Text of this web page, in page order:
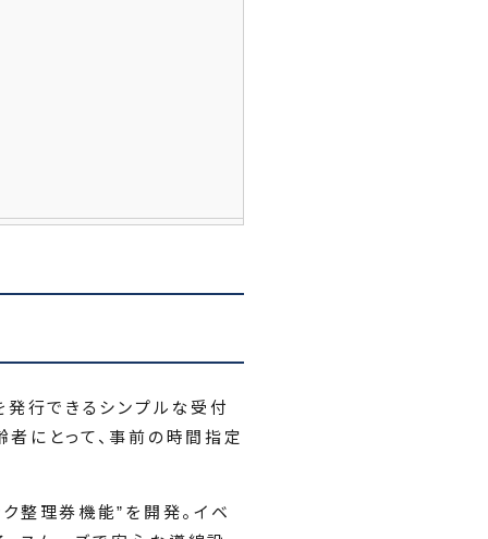
発行できるシンプルな受付
にとって、事前の時間指定
整理券機能”を開発。イベ